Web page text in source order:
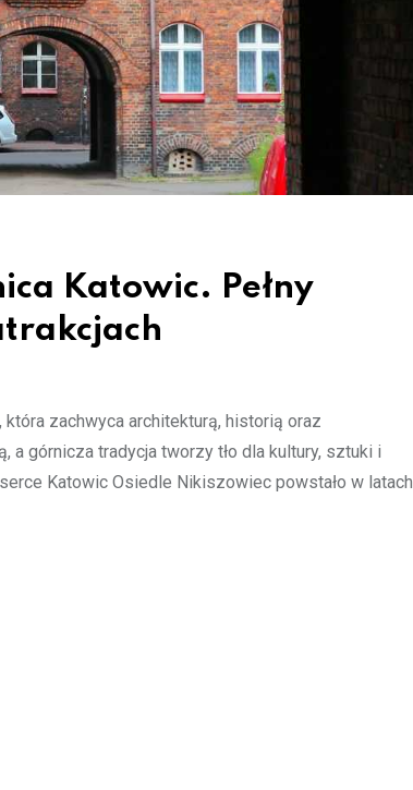
Katowic. Pełny
zachwyca architekturą, historią oraz
górnicza tradycja tworzy tło dla kultury, sztuki i
Katowic Osiedle Nikiszowiec powstało w latach